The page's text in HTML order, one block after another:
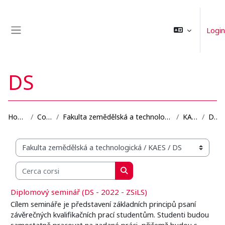
Login
DS
Home Corsi Fakulta zemědělská a technologická KAES DS
Categorie di corso
Cerca corsi
Cerca corsi
Diplomový seminář (DS - 2022 - ZSiLS)
Cílem semináře je představení základních principů psaní
závěrečných kvalifikačních prací studentům. Studenti budou